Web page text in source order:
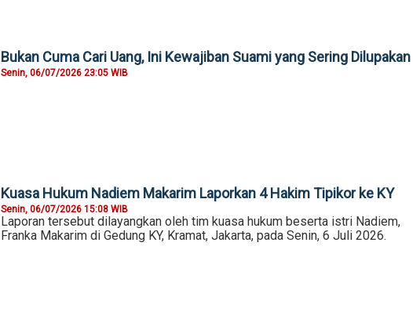
Bukan Cuma Cari Uang, Ini Kewajiban Suami yang Sering Dilupakan
Senin, 06/07/2026 23:05 WIB
Kuasa Hukum Nadiem Makarim Laporkan 4 Hakim Tipikor ke KY
Senin, 06/07/2026 15:08 WIB
Laporan tersebut dilayangkan oleh tim kuasa hukum beserta istri Nadiem,
Franka Makarim di Gedung KY, Kramat, Jakarta, pada Senin, 6 Juli 2026.